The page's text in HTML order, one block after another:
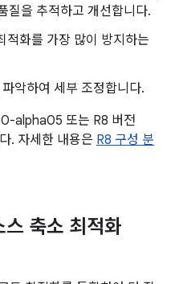
질을 추적하고 개선합니다.
적화를 가장 많이 방지하는
악하여 세부 조정합니다.
alpha05 또는 R8 버전
. 자세한 내용은 R8 구성 분
축소 최적화